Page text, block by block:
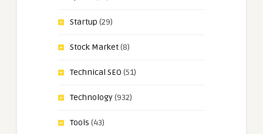
Startup (29)
Stock Market(8)
Technical SEO (51)
Technology(932)
Tools (43)